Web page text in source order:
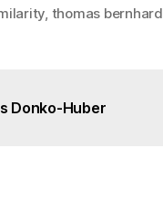
thomas bernhard
Donko-Huber